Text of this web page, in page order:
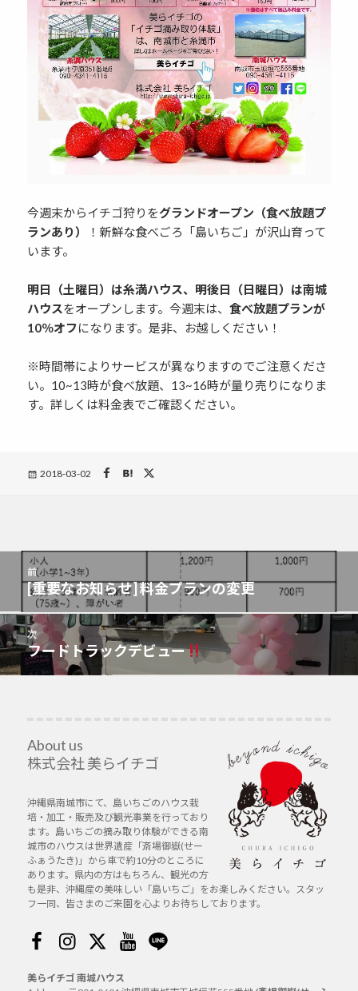
今週末からイチゴ狩りをグランドオープン（食べ放題プ
ランあり）
！新鮮な食べごろ「島いちご」が沢山育って
います。
明日（土曜日）は糸満ハウス、明後日（日曜日）は南城
ハウスをオープンします。今週末は、食べ放題プランが
10％オフ になります。是非、お越しください！
※時間帯によりサービスが異なりますのでご注意くださ
い。10~13時が食べ放題、13~16時が量り売りになりま
す。詳しくは料金表でご確認ください。
Posted
2018-03-02
ビ
ゲ
ー
シ
前
前
の
投
稿:
[重要なお知らせ] 料金プランの変更
次
次
の
フードトラックデビュー
About us
株式会社 美らイチゴ
沖縄県南城市にて、島いちごのハウス栽
培・加工・販売及び観光事業を行っており
ます。島いちごの摘み取り体験ができる南
城市のハウスは世界遺産「斎場御嶽(せー
ふぁうたき)」から車で約10分のところに
あります。県内の方はもちろん、観光の方
も是非、沖縄産の美味しい「島いちご」をお楽しみください。スタッ
フ一同、皆さまのご来園を心よりお待ちしております。
Facebook
Instagram
Twitter
Youtube
Line
美らイチゴ 南城ハウス